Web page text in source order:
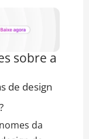
sobre a
de design
da